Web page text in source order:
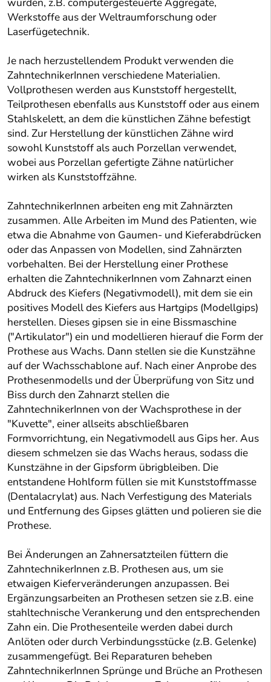
wurden, z.B. computergesteuerte Aggregate,
Werkstoffe aus der Weltraumforschung oder
Laserfügetechnik.
Je nach herzustellendem Produkt verwenden die
ZahntechnikerInnen verschiedene Materialien.
Vollprothesen werden aus Kunststoff hergestellt,
Teilprothesen ebenfalls aus Kunststoff oder aus einem
Stahlskelett, an dem die künstlichen Zähne befestigt
sind. Zur Herstellung der künstlichen Zähne wird
sowohl Kunststoff als auch Porzellan verwendet,
wobei aus Porzellan gefertigte Zähne natürlicher
wirken als Kunststoffzähne.
ZahntechnikerInnen arbeiten eng mit Zahnärzten
zusammen. Alle Arbeiten im Mund des Patienten, wie
etwa die Abnahme von Gaumen- und Kieferabdrücken
oder das Anpassen von Modellen, sind Zahnärzten
vorbehalten. Bei der Herstellung einer Prothese
erhalten die ZahntechnikerInnen vom Zahnarzt einen
Abdruck des Kiefers (Negativmodell), mit dem sie ein
positives Modell des Kiefers aus Hartgips (Modellgips)
herstellen. Dieses gipsen sie in eine Bissmaschine
("Artikulator") ein und modellieren hierauf die Form der
Prothese aus Wachs. Dann stellen sie die Kunstzähne
auf der Wachsschablone auf. Nach einer Anprobe des
Prothesenmodells und der Überprüfung von Sitz und
Biss durch den Zahnarzt stellen die
ZahntechnikerInnen von der Wachsprothese in der
"Kuvette", einer allseits abschließbaren
Formvorrichtung, ein Negativmodell aus Gips her. Aus
diesem schmelzen sie das Wachs heraus, sodass die
Kunstzähne in der Gipsform übrigbleiben. Die
entstandene Hohlform füllen sie mit Kunststoffmasse
(Dentalacrylat) aus. Nach Verfestigung des Materials
und Entfernung des Gipses glätten und polieren sie die
Prothese.
Bei Änderungen an Zahnersatzteilen füttern die
ZahntechnikerInnen z.B. Prothesen aus, um sie
etwaigen Kieferveränderungen anzupassen. Bei
Ergänzungsarbeiten an Prothesen setzen sie z.B. eine
stahltechnische Verankerung und den entsprechenden
Zahn ein. Die Prothesenteile werden dabei durch
Anlöten oder durch Verbindungsstücke (z.B. Gelenke)
zusammengefügt. Bei Reparaturen beheben
ZahntechnikerInnen Sprünge und Brüche an Prothesen